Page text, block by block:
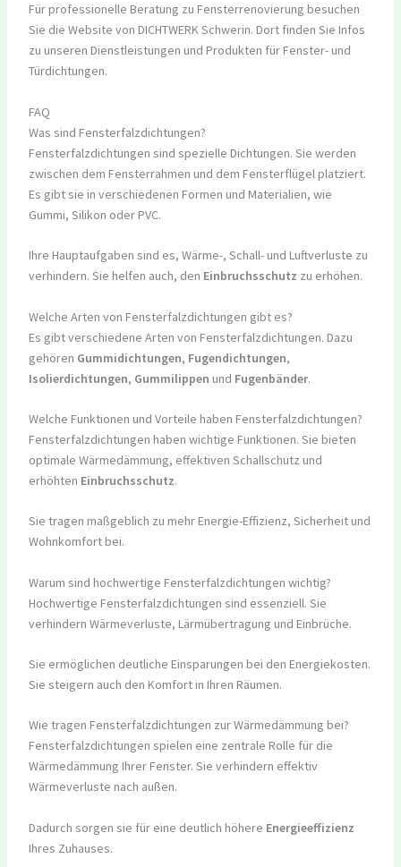
Für professionelle Beratung zu Fensterrenovierung besuchen
Sie die Website von DICHTWERK Schwerin. Dort finden Sie Infos
zu unseren Dienstleistungen und Produkten für Fenster- und
Türdichtungen.
FAQ
Was sind Fensterfalzdichtungen?
Fensterfalzdichtungen sind spezielle Dichtungen. Sie werden
zwischen dem Fensterrahmen und dem Fensterflügel platziert.
Es gibt sie in verschiedenen Formen und Materialien, wie
Gummi, Silikon oder PVC.
Ihre Hauptaufgaben sind es, Wärme-, Schall- und Luftverluste zu
verhindern. Sie helfen auch, den Einbruchsschutz zu erhöhen.
Welche Arten von Fensterfalzdichtungen gibt es?
Es gibt verschiedene Arten von Fensterfalzdichtungen. Dazu
gehören Gummidichtungen, Fugendichtungen,
Isolierdichtungen, Gummilippen und Fugenbänder.
Welche Funktionen und Vorteile haben Fensterfalzdichtungen?
Fensterfalzdichtungen haben wichtige Funktionen. Sie bieten
optimale Wärmedämmung, effektiven Schallschutz und
erhöhten Einbruchsschutz.
Sie tragen maßgeblich zu mehr Energie-Effizienz, Sicherheit und
Wohnkomfort bei.
Warum sind hochwertige Fensterfalzdichtungen wichtig?
Hochwertige Fensterfalzdichtungen sind essenziell. Sie
verhindern Wärmeverluste, Lärmübertragung und Einbrüche.
Sie ermöglichen deutliche Einsparungen bei den Energiekosten.
Sie steigern auch den Komfort in Ihren Räumen.
Wie tragen Fensterfalzdichtungen zur Wärmedämmung bei?
Fensterfalzdichtungen spielen eine zentrale Rolle für die
Wärmedämmung Ihrer Fenster. Sie verhindern effektiv
Wärmeverluste nach außen.
Dadurch sorgen sie für eine deutlich höhere Energieeffizienz
Ihres Zuhauses.